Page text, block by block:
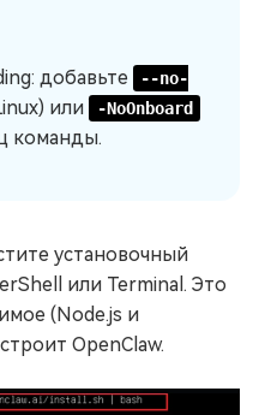
добавьте
--no-
или -NoOnboard
команды.
установочный
или Terminal. Это
(Node.js и
OpenClaw.